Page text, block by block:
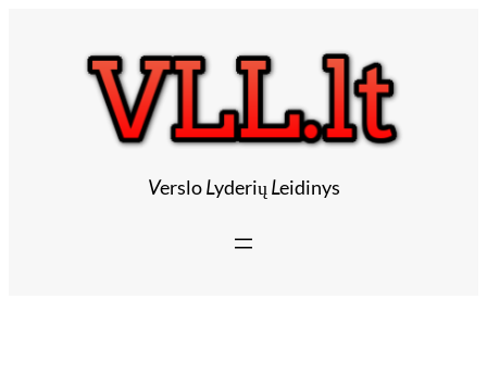
VersloLyderių Leidinys